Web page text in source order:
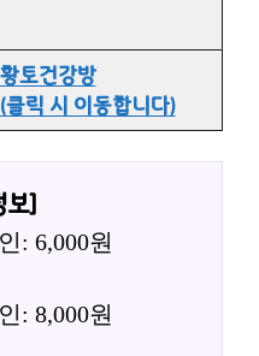
황토건강방
(클릭 시 이동합니다)
]
: 6,000원
: 8,000원